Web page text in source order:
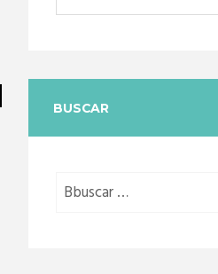
BUSCAR